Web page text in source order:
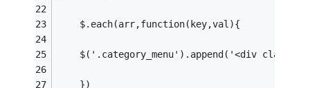
	$.each(arr,function(key,val){
$('.category_menu').append('<div
	})